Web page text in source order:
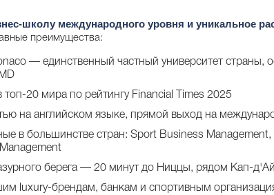
школу международного уровня и уникальное
преимущества:
— единственный частный университет страны,
20 мира по рейтингу Financial Times 2025
на английском языке, прямой выход на
в большинстве стран: Sport Business Management,
берега — 20 минут до Ниццы, рядом Кап-
luxury-брендам, банкам и спортивным